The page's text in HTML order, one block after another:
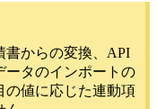
書からの変換、API
ータのインポートの
の値に応じた連動項